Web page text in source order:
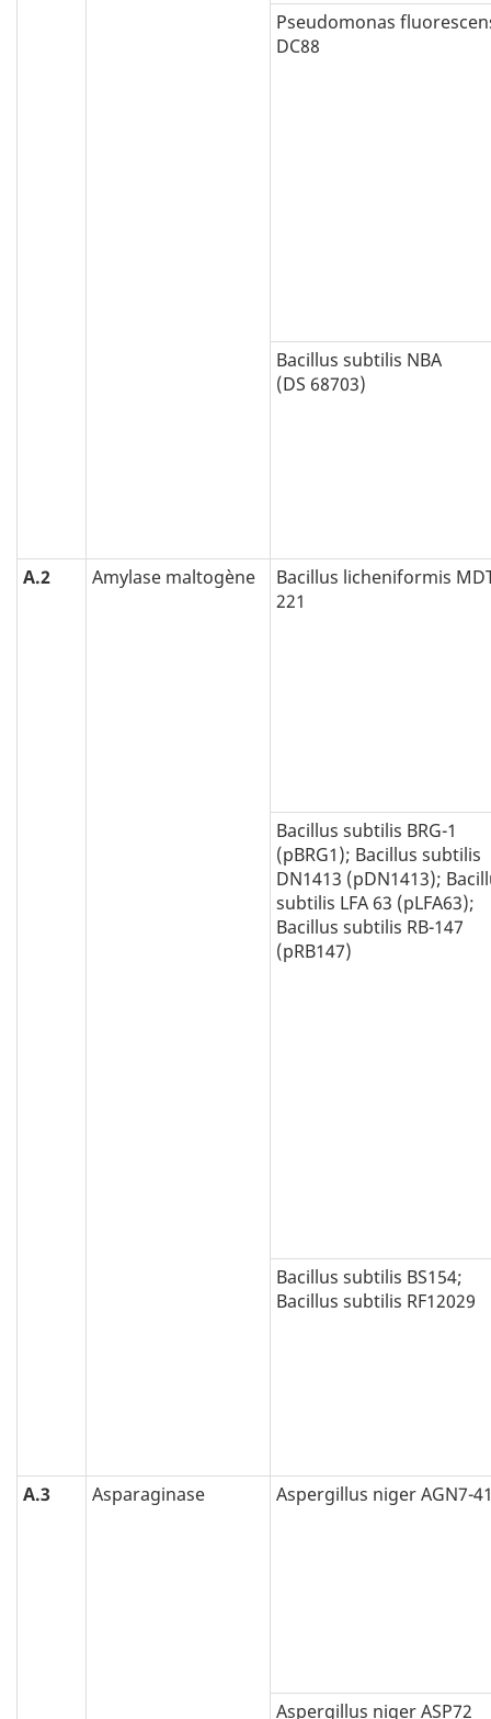
Pseudomonas
DC88
Bacillus subtilis NBA
(DS 68703)
A.2 Amylase maltogène
Bacillus licheniformis
221
Bacillus subtilis BRG-1
(pBRG1); Bacillus subtilis
DN1413 (pDN1413);
subtilis LFA 63 (pLFA63);
Bacillus subtilis RB-147
(pRB147)
Bacillus subtilis BS154;
Bacillus subtilis RF12029
A.3 Asparaginase Aspergillus niger AGN7-
Aspergillus niger ASP72